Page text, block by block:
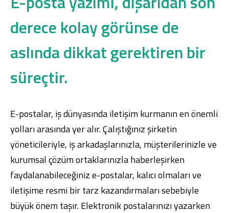
derece kolay görünse de
aslında dikkat gerektiren bir
süreçtir.
E-postalar, iş dünyasında iletişim kurmanın en önemli
yolları arasında yer alır. Çalıştığınız şirketin
yöneticileriyle, iş arkadaşlarınızla, müşterilerinizle ve
kurumsal çözüm ortaklarınızla haberleşirken
faydalanabileceğiniz e-postalar, kalıcı olmaları ve
iletişime resmi bir tarz kazandırmaları sebebiyle
büyük önem taşır. Elektronik postalarınızı yazarken